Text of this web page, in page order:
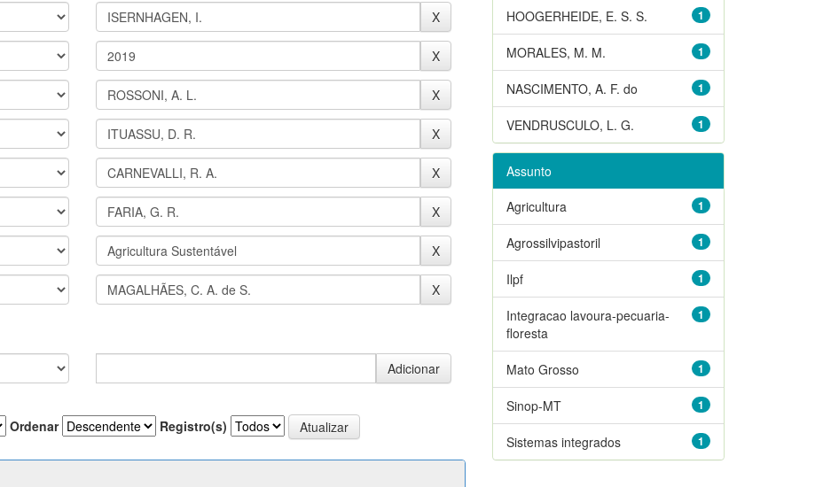
Ordenar Registro(s)
1
HOOGERHEIDE, E. S. S.
1
MORALES, M. M.
1
NASCIMENTO, A. F. do
1
VENDRUSCULO, L. G.
Assunto
1
Agricultura
1
Agrossilvipastoril
1
Ilpf
1
Integracao lavoura-pecuaria-
floresta
1
Mato Grosso
1
Sinop-MT
1
Sistemas integrados